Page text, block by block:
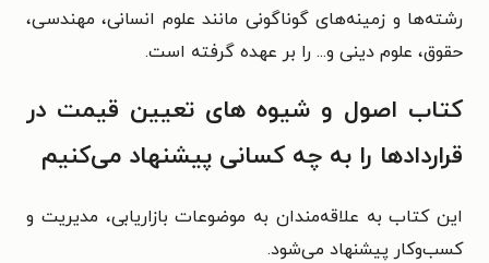
رشته‌ها و زمینه‌های گوناگونی مانند علوم انسانی، مهندسی،
حقوق، علوم دینی و... را بر عهده گرفته است.
کتاب اصول و شیوه ‌های تعیین قیمت در
قراردادها را به چه کسانی پیشنهاد می‌کنیم
این کتاب به علاقه‌مندان به موضوعات بازاریابی، مدیریت و
کسب‌وکار پیشنهاد می‌شود.